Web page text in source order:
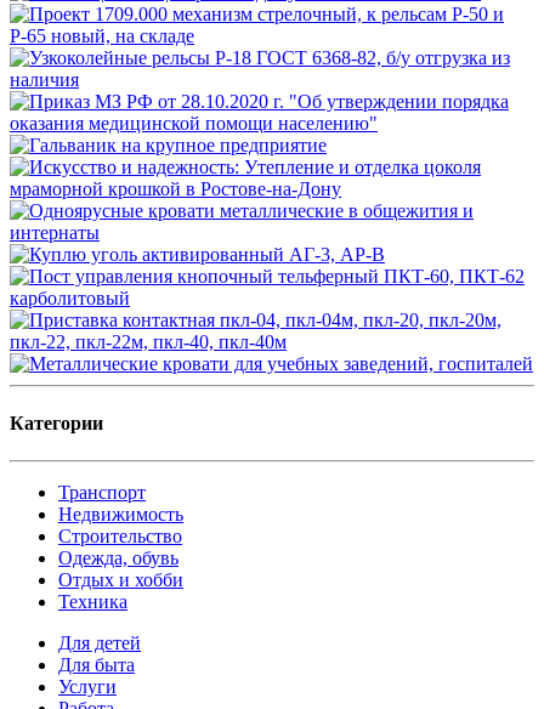
Категории
Транспорт
Недвижимость
Строительство
Одежда, обувь
Отдых и хобби
Техника
Для детей
Для быта
Услуги